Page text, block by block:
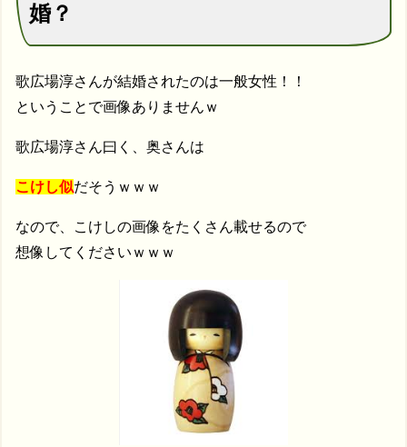
婚？
歌広場淳さんが結婚されたのは一般女性！！
ということで画像ありませんｗ
歌広場淳さん曰く、奥さんは
こけし似だそうｗｗｗ
なので、こけしの画像をたくさん載せるので
想像してくださいｗｗｗ